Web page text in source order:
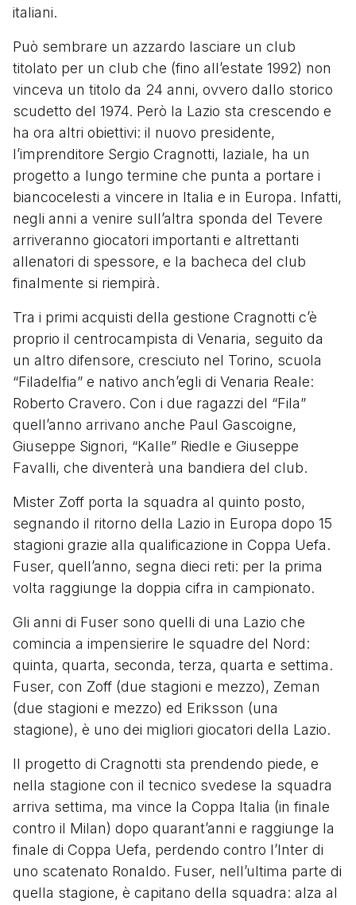
italiani.
Può sembrare un azzardo lasciare un club
titolato per un club che (fino all’estate 1992) non
vinceva un titolo da 24 anni, ovvero dallo storico
scudetto del 1974. Però la Lazio sta crescendo e
ha ora altri obiettivi: il nuovo presidente,
l’imprenditore Sergio Cragnotti, laziale, ha un
progetto a lungo termine che punta a portare i
biancocelesti a vincere in Italia e in Europa. Infatti,
negli anni a venire sull’altra sponda del Tevere
arriveranno giocatori importanti e altrettanti
allenatori di spessore, e la bacheca del club
finalmente si riempirà.
Tra i primi acquisti della gestione Cragnotti c’è
proprio il centrocampista di Venaria, seguito da
un altro difensore, cresciuto nel Torino, scuola
“Filadelfia” e nativo anch’egli di Venaria Reale:
Roberto Cravero. Con i due ragazzi del “Fila”
quell’anno arrivano anche Paul Gascoigne,
Giuseppe Signori, “Kalle” Riedle e Giuseppe
Favalli, che diventerà una bandiera del club.
Mister Zoff porta la squadra al quinto posto,
segnando il ritorno della Lazio in Europa dopo 15
stagioni grazie alla qualificazione in Coppa Uefa.
Fuser, quell’anno, segna dieci reti: per la prima
volta raggiunge la doppia cifra in campionato.
Gli anni di Fuser sono quelli di una Lazio che
comincia a impensierire le squadre del Nord:
quinta, quarta, seconda, terza, quarta e settima.
Fuser, con Zoff (due stagioni e mezzo), Zeman
(due stagioni e mezzo) ed Eriksson (una
stagione), è uno dei migliori giocatori della Lazio.
Il progetto di Cragnotti sta prendendo piede, e
nella stagione con il tecnico svedese la squadra
arriva settima, ma vince la Coppa Italia (in finale
contro il Milan) dopo quarant’anni e raggiunge la
finale di Coppa Uefa, perdendo contro l’Inter di
uno scatenato Ronaldo. Fuser, nell’ultima parte di
quella stagione, è capitano della squadra: alza al